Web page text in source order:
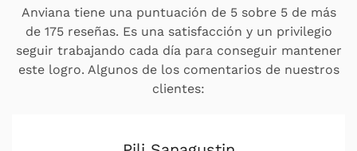
Anviana tiene una puntuación de 5 sobre 5 de más
de 175 reseñas. Es una satisfacción y un privilegio
seguir trabajando cada día para conseguir mantener
este logro. Algunos de los comentarios de nuestros
clientes: